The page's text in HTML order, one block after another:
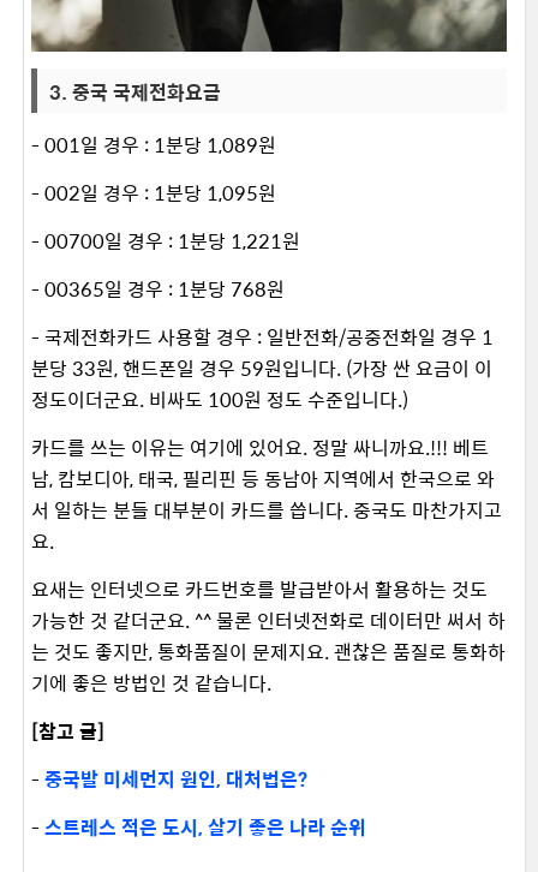
3. 중국 국제전화요금
- 001일 경우 : 1분당 1,089원
- 002일 경우 : 1분당 1,095원
- 00700일 경우 : 1분당 1,221원
- 00365일 경우 : 1분당 768원
- 국제전화카드 사용할 경우 : 일반전화/공중전화일 경우 1
분당 33원, 핸드폰일 경우 59원입니다. (가장 싼 요금이 이
정도이더군요. 비싸도 100원 정도 수준입니다.)
카드를 쓰는 이유는 여기에 있어요. 정말 싸니까요.!!! 베트
남, 캄보디아, 태국, 필리핀 등 동남아 지역에서 한국으로 와
서 일하는 분들 대부분이 카드를 씁니다. 중국도 마찬가지고
요.
요새는 인터넷으로 카드번호를 발급받아서 활용하는 것도
가능한 것 같더군요. ^^ 물론 인터넷전화로 데이터만 써서 하
는 것도 좋지만, 통화품질이 문제지요. 괜찮은 품질로 통화하
기에 좋은 방법인 것 같습니다.
[참고 글]
- 중국발 미세먼지 원인, 대처법은?
- 스트레스 적은 도시, 살기 좋은 나라 순위